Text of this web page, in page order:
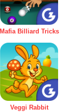
Mafia Billiard Tricks
Veggi Rabbit